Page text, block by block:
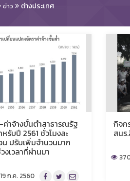
ข่าว ต่างประเทศ
ค่าจ้างขั้นต่ำสาธารณรัฐ
หรับปี 2561 ชั่วโมงละ
น ปรับเพิ่มจำนวนมาก
งเวลาที่ผ่านมา
ก.ค. 2560
กิจก
สนร